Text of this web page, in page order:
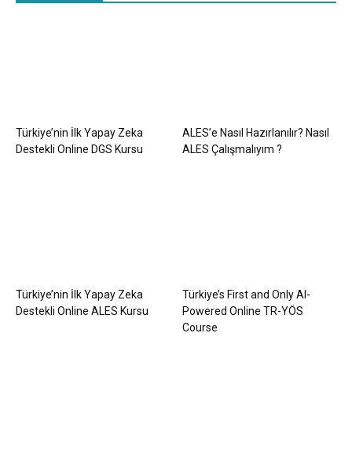
Türkiye’nin İlk Yapay Zeka
Destekli Online DGS Kursu
ALES’e Nasıl Hazırlanılır? Nasıl
ALES Çalışmalıyım ?
Türkiye’nin İlk Yapay Zeka
Destekli Online ALES Kursu
Türkiye’s First and Only AI-
Powered Online TR-YÖS
Course